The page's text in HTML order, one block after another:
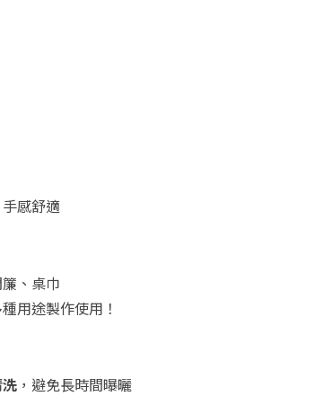
感舒適
、桌巾
用途製作使用！
，避免長時間曝曬